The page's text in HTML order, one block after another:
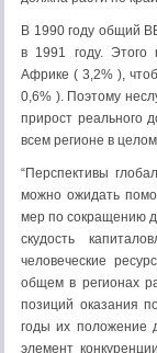
В 1990 году общий
в 1991 году. Этого
Африке ( 3,2% ),
0,6% ). Поэтому
прирост реального
всем регионе в
“Перспективы
можно ожидать
мер по сокращению
скудость
человеческие
общем в регионах
позиций оказания
годы их положение
элемент